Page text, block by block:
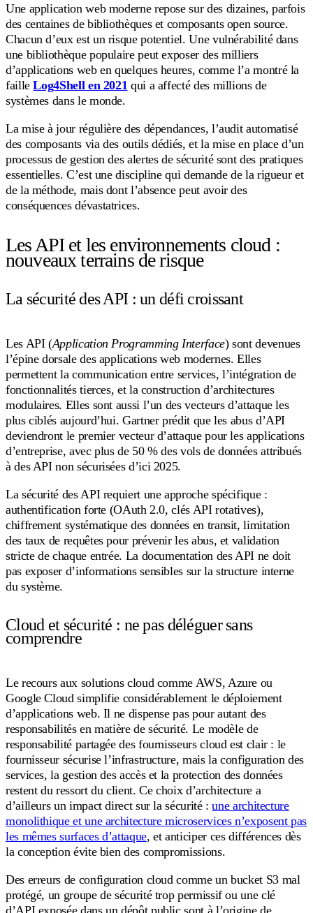
Une application web moderne repose sur des dizaines, parfois
des centaines de bibliothèques et composants open source.
Chacun d’eux est un risque potentiel. Une vulnérabilité dans
une bibliothèque populaire peut exposer des milliers
d’applications web en quelques heures, comme l’a montré la
failleLog4Shell en 2021 qui a affecté des millions de
systèmes dans le monde.
La mise à jour régulière des dépendances, l’audit automatisé
des composants via des outils dédiés, et la mise en place d’un
processus de gestion des alertes de sécurité sont des pratiques
essentielles. C’est une discipline qui demande de la rigueur et
de la méthode, mais dont l’absence peut avoir des
conséquences dévastatrices.
Les API et les environnements cloud :
nouveaux terrains de risque
La sécurité des API : un défi croissant
Les API (Application Programming Interface) sont devenues
l’épine dorsale des applications web modernes. Elles
permettent la communication entre services, l’intégration de
fonctionnalités tierces, et la construction d’architectures
modulaires. Elles sont aussi l’un des vecteurs d’attaque les
plus ciblés aujourd’hui. Gartner prédit que les abus d’API
deviendront le premier vecteur d’attaque pour les applications
d’entreprise, avec plus de 50 % des vols de données attribués
à des API non sécurisées d’ici 2025.
La sécurité des API requiert une approche spécifique :
authentification forte (OAuth 2.0, clés API rotatives),
chiffrement systématique des données en transit, limitation
des taux de requêtes pour prévenir les abus, et validation
stricte de chaque entrée. La documentation des API ne doit
pas exposer d’informations sensibles sur la structure interne
du système.
Cloud et sécurité : ne pas déléguer sans
comprendre
Le recours aux solutions cloud comme AWS, Azure ou
Google Cloud simplifie considérablement le déploiement
d’applications web. Il ne dispense pas pour autant des
responsabilités en matière de sécurité. Le modèle de
responsabilité partagée des fournisseurs cloud est clair : le
fournisseur sécurise l’infrastructure, mais la configuration des
services, la gestion des accès et la protection des données
restent du ressort du client. Ce choix d’architecture a
d’ailleurs un impact direct sur la sécurité :une architecture
monolithique et une architecture microservices n’exposent pas
les mêmes surfaces d’attaque, et anticiper ces différences dès
la conception évite bien des compromissions.
Des erreurs de configuration cloud comme un bucket S3 mal
protégé, un groupe de sécurité trop permissif ou une clé
d’API exposée dans un dépôt public sont à l’origine de